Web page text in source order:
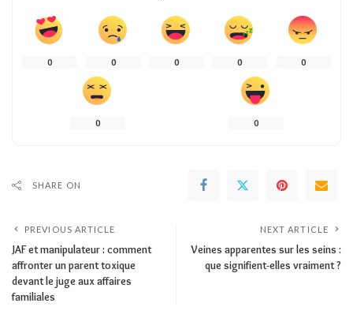
0 0 0 0 0
0 0
SHARE ON
PREVIOUS ARTICLE
JAF et manipulateur : comment
affronter un parent toxique
devant le juge aux affaires
familiales
NEXT ARTICLE
Veines apparentes sur les seins :
que signifient-elles vraiment ?